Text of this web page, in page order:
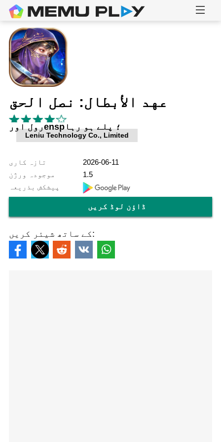
عهد الأبطال: نصل الحق
رول اورensp؛ پلے ہو رہا
Leniu Technology Co., Limited
تازہ کاری
2026-06-11
موجودہ ورژن
1.5
پیشکش بذریعہ
ڈاؤن لوڈ کریں
کے ساتھ شیئر کریں: